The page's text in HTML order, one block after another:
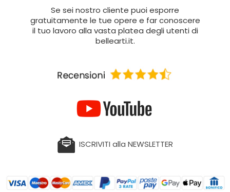
Se sei nostro cliente puoi esporre
gratuitamente le tue opere e far conoscere
il tuo lavoro alla vasta platea degli utenti di
bellearti.it.
ISCRIVITI alla NEWSLETTER